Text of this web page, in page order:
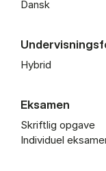
Dansk
Hybrid
Eksamen
Skriftlig opgave
Individuel